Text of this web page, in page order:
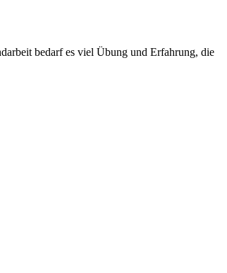
bedarf es viel Übung und Erfahrung, die